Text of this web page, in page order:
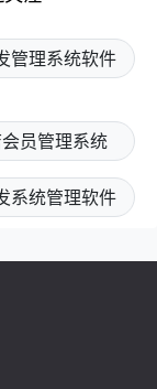
管理系统软件
员管理系统
系统管理软件